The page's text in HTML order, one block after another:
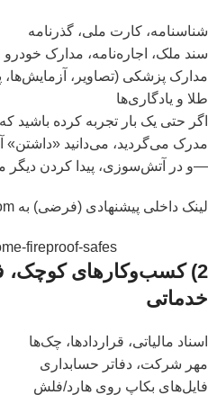
شناسنامه، کارت ملی، گذرنامه
سند ملک، اجاره‌نامه، مدارک خودرو
مدارک پزشکی (تصاویر، آزمایش‌ها،
طلا و یادگاری‌ها
اگر حتی یک بار تجربه کرده باشید
مدرک می‌گردید، می‌دانید «داشتن»
—و در آتش‌سوزی، پیدا کردن دیگر
لینک داخلی پیشنهادی (فرضی) به
fireproof-safes
2) کسب‌وکارهای کوچک،
خدماتی
اسناد مالیاتی، قراردادها، چک‌ها
مهر شرکت، دفاتر حسابداری
فایل‌های بکاپ روی هارد/فلش